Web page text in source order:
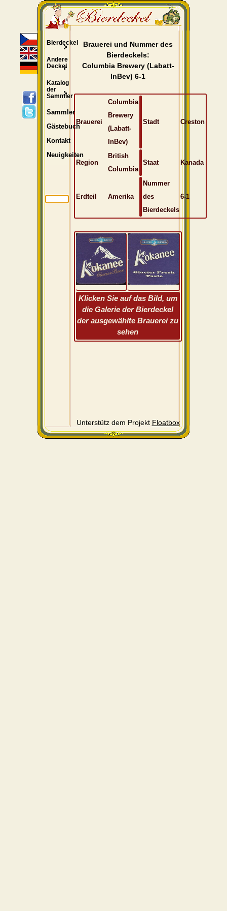
Brauerei und Nummer des
Bierdeckels:
Columbia Brewery (Labatt-
InBev) 6-1
Brauerei
Columbia
Brewery
(Labatt-
InBev)
Stadt Creston
Region
British
Columbia
Staat Kanada
Erdteil Amerika
Nummer
des
Bierdeckels
6-1
Klicken Sie auf das Bild, um
die Galerie der Bierdeckel
der ausgewählte Brauerei zu
sehen
Unterstütz dem Projekt Floatbox
Bierdeckel
Andere
Deckel
Katalog
der
Sammler
Sammler
Gästebuch
Kontakt
Neuigkeiten